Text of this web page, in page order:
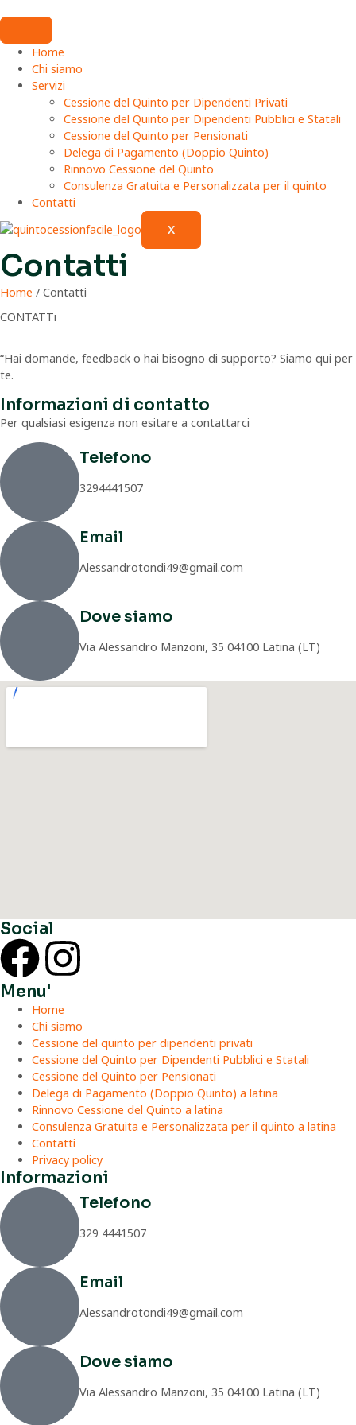
Home
Chi siamo
Servizi
Cessione del Quinto per Dipendenti Privati
Cessione del Quinto per Dipendenti Pubblici e Statali
Cessione del Quinto per Pensionati
Delega di Pagamento (Doppio Quinto)
Rinnovo Cessione del Quinto
Consulenza Gratuita e Personalizzata per il quinto
Contatti
X
Contatti
Home / Contatti
CONTATTi
“Hai domande, feedback o hai bisogno di supporto? Siamo qui per
te.
Informazioni di contatto
Per qualsiasi esigenza non esitare a contattarci
Telefono
3294441507
Email
Alessandrotondi49@gmail.com
Dove siamo
Via Alessandro Manzoni, 35 04100 Latina (LT)
Social
Menu'
Home
Chi siamo
Cessione del quinto per dipendenti privati
Cessione del Quinto per Dipendenti Pubblici e Statali
Cessione del Quinto per Pensionati
Delega di Pagamento (Doppio Quinto) a latina
Rinnovo Cessione del Quinto a latina
Consulenza Gratuita e Personalizzata per il quinto a latina
Contatti
Privacy policy
Informazioni
Telefono
329 4441507
Email
Alessandrotondi49@gmail.com
Dove siamo
Via Alessandro Manzoni, 35 04100 Latina (LT)